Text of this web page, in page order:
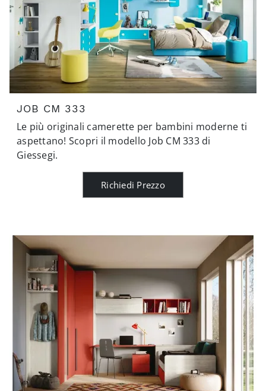
JOB CM 333
Le più originali camerette per bambini moderne ti
aspettano! Scopri il modello Job CM 333 di
Giessegi.
Richiedi Prezzo